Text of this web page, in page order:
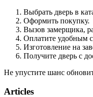
Выбрать дверь в
Оформить покупку.
Вызов замерщика,
Оплатите удобным
Изготовление на
Получите дверь с
Не упустите шанс
Articles